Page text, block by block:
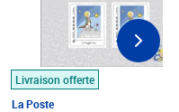
Livraison offerte
La Poste